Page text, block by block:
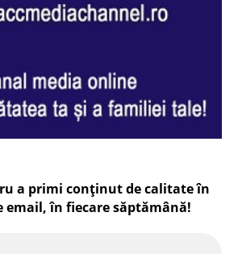
a primi conținut de calitate în
email, în fiecaresăptămână!